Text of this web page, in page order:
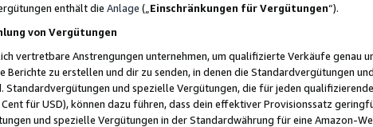
enthält die Anlage („ Einschränkungen für Vergütungen“).
von Vergütungen
vertretbare Anstrengungen unternehmen, um qualifizierte Verkäufe genau
Berichte zu erstellen und dir zu senden, in denen die Standardvergütungen
Standardvergütungen und spezielle Vergütungen, die für jeden
für USD), können dazu führen, dass dein effektiver Provisionssatz
und spezielle Vergütungen in der Standardwährung für eine Amazon-